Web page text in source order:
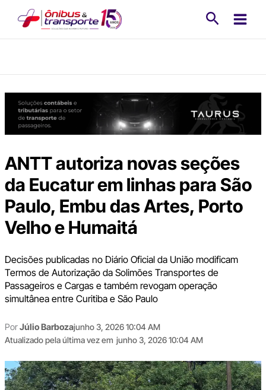
ANTT autoriza novas seções
da Eucatur em linhas para São
Paulo, Embu das Artes, Porto
Velho e Humaitá
Decisões publicadas no Diário Oficial da União modificam
Termos de Autorização da Solimões Transportes de
Passageiros e Cargas e também revogam operação
simultânea entre Curitiba e São Paulo
PorJúlio Barbozajunho 3, 2026 10:04 AM
Atualizado pela última vez em junho 3, 2026 10:04 AM